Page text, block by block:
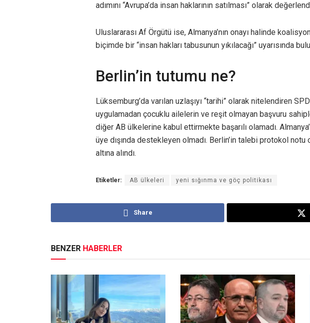
adımını “Avrupa’da insan haklarının satılması” olarak
Uluslararası Af Örgütü ise, Almanya’nın onayı halinde
biçimde bir “insan hakları tabusunun yıkılacağı” uyarısında
Berlin’in tutumu ne?
Lüksemburg’da varılan uzlaşıyı “tarihi” olarak nitelendiren
uygulamadan çocuklu ailelerin ve reşit olmayan başvuru
diğer AB ülkelerine kabul ettirmekte başarılı olamadı.
üye dışında destekleyen olmadı. Berlin’in talebi protokol notu
altına alındı.
Etiketler: AB ülkeleri yeni sığınma ve göç politikası
Share
BENZER HABERLER